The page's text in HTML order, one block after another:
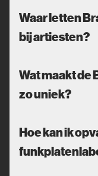
Waar letten
bij artiesten?
Wat maakt de
zo uniek?
Hoe kan ik